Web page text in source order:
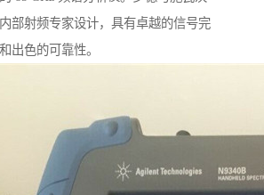
部射频专家设计，具有卓越的信号完
出色的可靠性。